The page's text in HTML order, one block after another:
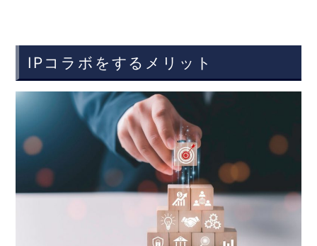
IPコラボをするメリット